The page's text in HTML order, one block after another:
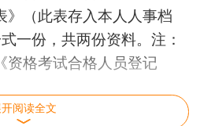
》（此表存入本人人事档
一份，共两份资料。注：
资格考试合格人员登记
开阅读全文